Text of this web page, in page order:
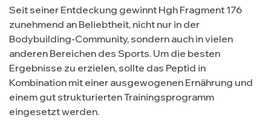
Seit seiner Entdeckung gewinnt Hgh Fragment 176
zunehmend an Beliebtheit, nicht nur in der
Bodybuilding-Community, sondern auch in vielen
anderen Bereichen des Sports. Um die besten
Ergebnisse zu erzielen, sollte das Peptid in
Kombination mit einer ausgewogenen Ernährung und
einem gut strukturierten Trainingsprogramm
eingesetzt werden.